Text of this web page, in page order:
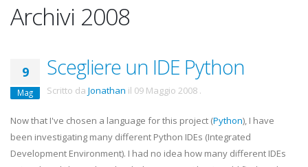
Archivi 2008
9
Mag
Scegliere un IDE Python
Scritto da Jonathan il 09 Maggio 2008 .
Now that I've chosen a language for this project (Python), I have
been investigating many different Python IDEs (Integrated
Development Environment). I had no idea how many different IDEs